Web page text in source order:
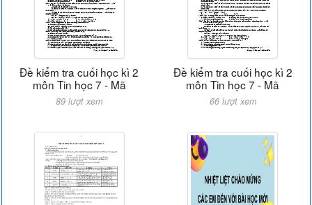
Đề kiểm tra cuối học kì 2
môn Tin học 7 - Mã
89 lượt xem
Đề kiểm tra cuối học kì 2
môn Tin học 7 - Mã
66 lượt xem